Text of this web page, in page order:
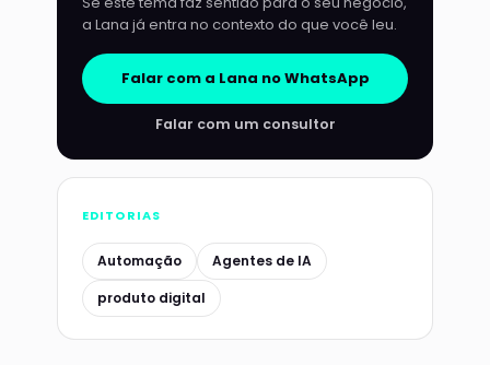
a Lana já entra no contexto do que você leu.
Falar com a Lana no WhatsApp
Falar com um consultor
EDITORIAS
Automação
Agentes de IA
produto digital